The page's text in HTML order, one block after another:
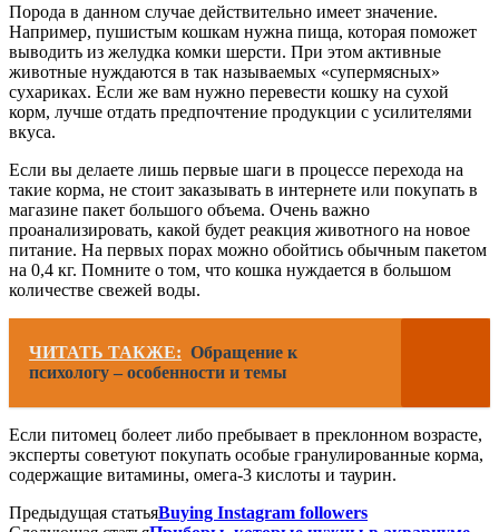
Порода в данном случае действительно имеет значение.
Например, пушистым кошкам нужна пища, которая поможет
выводить из желудка комки шерсти. При этом активные
животные нуждаются в так называемых «супермясных»
сухариках. Если же вам нужно перевести кошку на сухой
корм, лучше отдать предпочтение продукции с усилителями
вкуса.
Если вы делаете лишь первые шаги в процессе перехода на
такие корма, не стоит заказывать в интернете или покупать в
магазине пакет большого объема. Очень важно
проанализировать, какой будет реакция животного на новое
питание. На первых порах можно обойтись обычным пакетом
на 0,4 кг. Помните о том, что кошка нуждается в большом
количестве свежей воды.
ЧИТАТЬ ТАКЖЕ: Обращение к
психологу – особенности и темы
Если питомец болеет либо пребывает в преклонном возрасте,
эксперты советуют покупать особые гранулированные корма,
содержащие витамины, омега-3 кислоты и таурин.
Предыдущая статьяBuying Instagram followers